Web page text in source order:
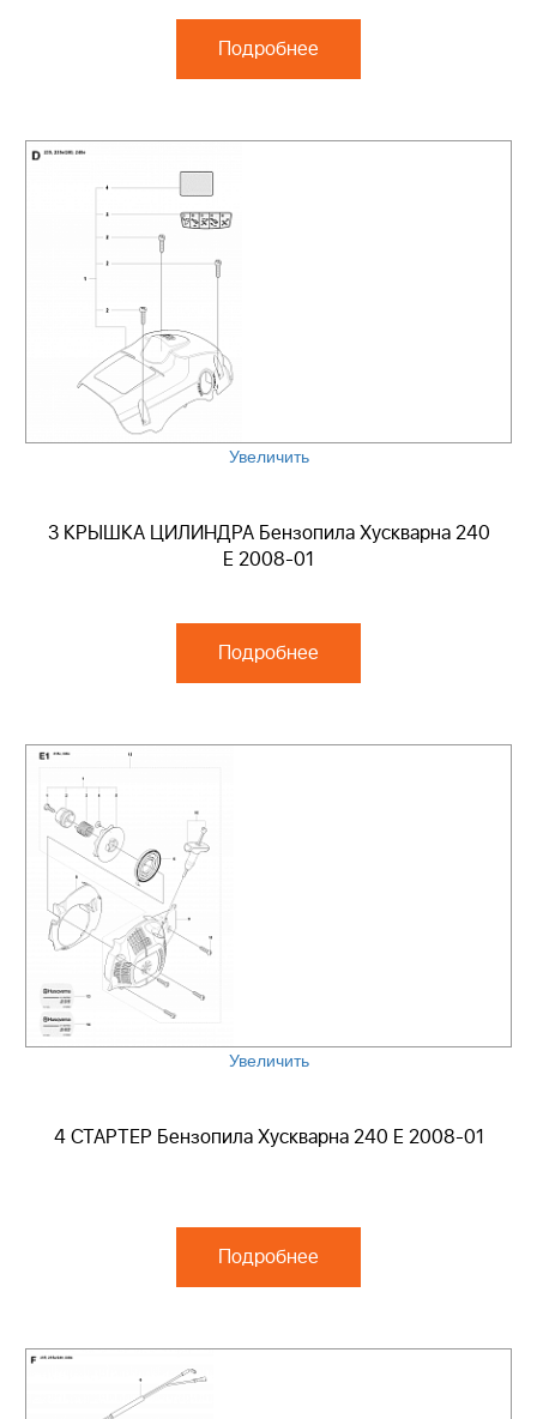
Подробнее
Увеличить
3 КРЫШКА ЦИЛИНДРА Бензопила Хускварна 240
E 2008-01
Подробнее
Увеличить
4 СТАРТЕР Бензопила Хускварна 240 E 2008-01
Подробнее